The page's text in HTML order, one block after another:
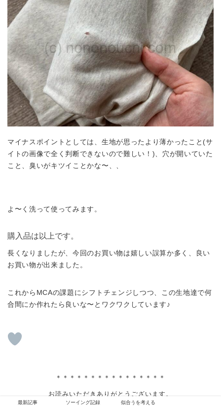
マイナスポイントとしては、生地が思ったより薄かったこと(サ
イトの画像で全く判断できないので難しい！)、穴が開いていた
こと、臭いがキツイことかな〜、、
よ〜く洗って使ってみます。
購入品は以上です。
長くなりましたが、今回のお買い物は嬉しい誤算か多く、良い
お買い物が出来ました。
これからMCAの課題にシフトチェンジしつつ、この生地達で何
合間にか作れたら良いな〜とワクワクしています♪
＊＊＊＊＊＊＊＊＊＊＊＊＊＊＊＊
お読みいただきありがとうございます。
私が実際に購入したものなどをアフィリエイト広告を利用してご
最新記事 ソーイング記録 似合うを考える